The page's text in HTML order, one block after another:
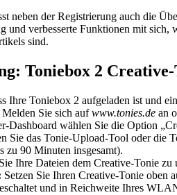
neben der Registrierung auch die
und verbesserte Funktionen mit
sind.
Toniebox 2
Ihre Toniebox 2 aufgeladen ist und
Melden Sie sich aufwww.tonies.de an
Dashboard wählen Sie die Option
Sie das Tonie-Upload-Tool oder die
zu 90 Minuten insgesamt).
Ihre Dateien dem Creative-Tonie
Setzen Sie Ihren Creative-Tonie oben
und in Reichweite Ihres